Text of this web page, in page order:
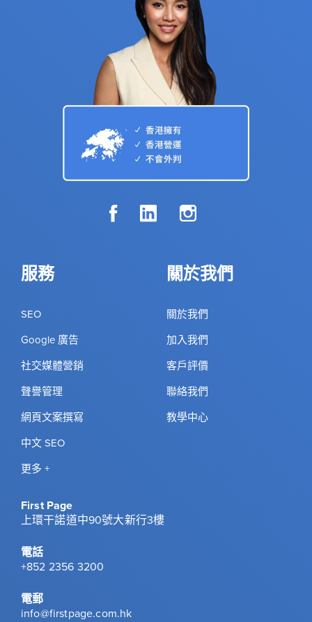
服務
SEO
Google 廣告
社交媒體營銷
聲譽管理
網頁文案撰寫
中文 SEO
更多 +
關於我們
關於我們
加入我們
客戶評價
聯絡我們
教學中心
First Page
上環干諾道中90號大新行3樓
電話
+852 2356 3200
電郵
info@firstpage.com.hk